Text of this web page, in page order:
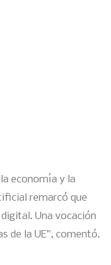
economía y la
remarcó que
Una vocación
de la UE”, comentó.